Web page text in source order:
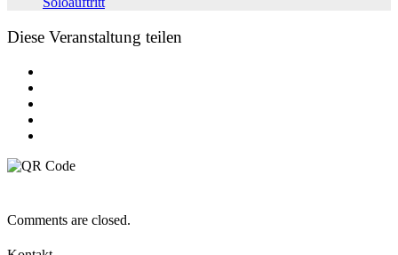
Diese Veranstaltung teilen
Comments are closed.